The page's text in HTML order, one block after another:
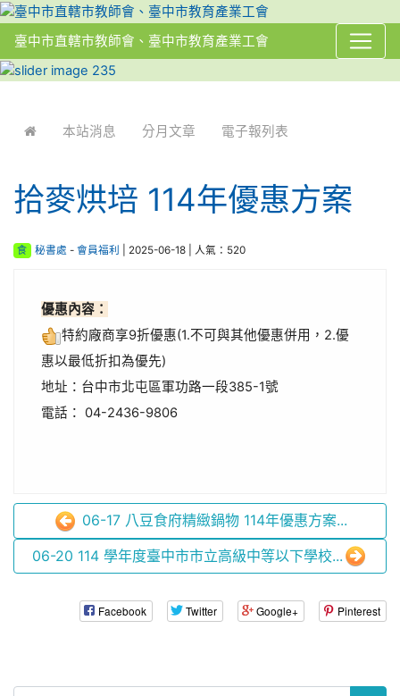
臺中市直轄市教師會、臺中市教育產業工會
本站消息 分月文章 電子報列表
拾麥烘培 114年優惠方案
食 秘書處 - 會員福利 | 2025-06-18 | 人氣：520
優惠內容：
特約廠商享9折優惠(1.不可與其他優惠併用，2.優
惠以最低折扣為優先)
地址：台中市北屯區軍功路一段385-1號
電話： 04-2436-9806
06-17 八豆食府精緻鍋物 114年優惠方案...
06-20 114 學年度臺中市市立高級中等以下學校...
Facebook Twitter Google+ Pinterest